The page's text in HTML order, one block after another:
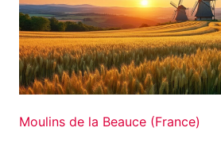
Moulins de la Beauce (France)